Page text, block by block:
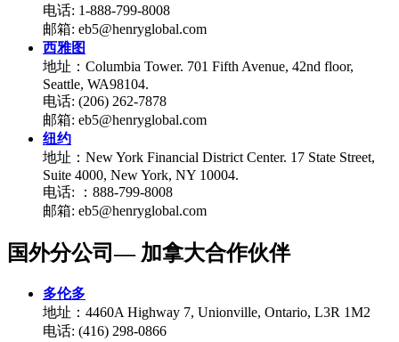
电话: 1-888-799-8008
邮箱: eb5@henryglobal.com
西雅图
地址：Columbia Tower. 701 Fifth Avenue, 42nd floor,
Seattle, WA98104.
电话: (206) 262-7878
邮箱: eb5@henryglobal.com
纽约
地址：New York Financial District Center. 17 State Street,
Suite 4000, New York, NY 10004.
电话: ：888-799-8008
邮箱: eb5@henryglobal.com
国外分公司— 加拿大合作伙伴
多伦多
地址：4460A Highway 7, Unionville, Ontario, L3R 1M2
电话: (416) 298-0866